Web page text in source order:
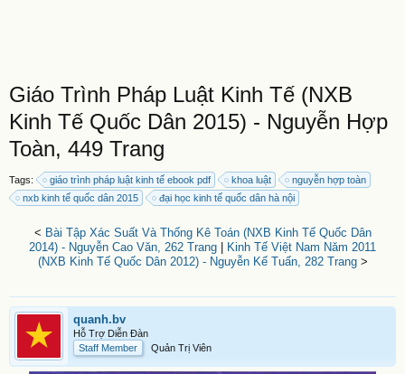
Giáo Trình Pháp Luật Kinh Tế (NXB
Kinh Tế Quốc Dân 2015) - Nguyễn Hợp
Toàn, 449 Trang
Tags: giáo trình pháp luật kinh tế ebook pdf khoa luật
nguyễn hợp toàn
nxb kinh tế quốc dân 2015
đại học kinh tế quốc dân hà nội
< Bài Tập Xác Suất Và Thống Kê Toán (NXB Kinh Tế Quốc Dân
2014) - Nguyễn Cao Văn, 262 Trang
Kinh Tế Việt Nam Năm 2011
(NXB Kinh Tế Quốc Dân 2012) - Nguyễn Kế Tuấn, 282 Trang>
quanh.bv
Hỗ Trợ Diễn Đàn
Staff Member
Quản Trị Viên